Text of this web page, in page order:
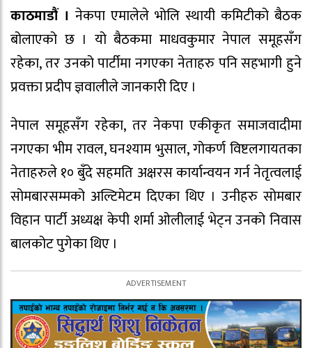
काठमाडौं । नेकपा एमालेले भोलि स्थायी कमिटीको बैठक
बोलाएको छ । यो बैठकमा माधवकुमार नेपाल समूहसँग
रहेका, तर उनको पार्टीमा नगएका नेताहरु पनि सहभागी हुने
प्रवक्ता प्रदीप ज्ञवालीले जानकारी दिए ।
नेपाल समूहसँग रहेका, तर नेकपा एकीकृत समाजवादीमा
नगएका भीम रावल, घनश्याम भुसाल, गोकर्ण विष्टलगायतका
नेताहरुले १० बुँदे सहमति अक्षरस कार्यान्वयन गर्न नेतृत्वलाई
सोमबारसम्मको अल्टिमेटम दिएका थिए । उनीहरु सोमबार
विहान पार्टी अध्यक्ष केपी शर्मा ओलीलाई भेट्न उनको निवास
बालकोट पुगेका थिए ।